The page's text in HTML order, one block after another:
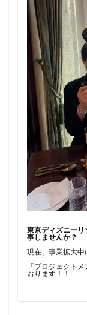
東京ディズニー
事しませんか？
現在、事業拡大中
「プロジェクト
おります！！